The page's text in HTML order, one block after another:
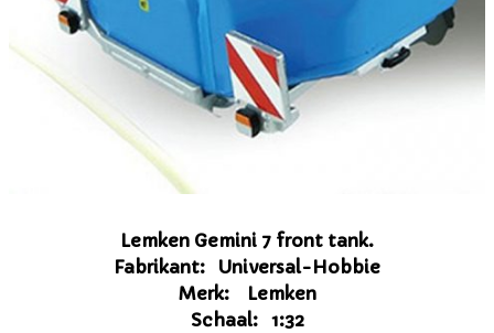
Lemken Gemini 7 front tank.
Fabrikant: Universal-Hobbie
Merk: Lemken
Schaal: 1:32